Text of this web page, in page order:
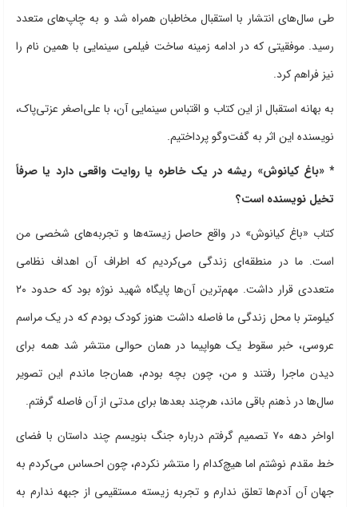
طی سال‌های انتشار با استقبال مخاطبان همراه شد و به چاپ‌های متعدد
رسید. موفقیتی که در ادامه زمینه ساخت فیلمی سینمایی با همین نام را
نیز فراهم کرد.
به بهانه استقبال از این کتاب و اقتباس سینمایی آن، با علی‌اصغر عزتی‌پاک،
نویسنده این اثر به گفت‌وگو پرداختیم.
* «باغ کیانوش» ریشه در یک خاطره یا روایت واقعی دارد یا صرفاً
تخیل نویسنده است؟
کتاب «باغ کیانوش» در واقع حاصل زیسته‌ها و تجربه‌های شخصی من
است. ما در منطقه‌ای زندگی می‌کردیم که اطراف آن اهداف نظامی
متعددی قرار داشت. مهم‌ترین آن‌ها پایگاه شهید نوژه بود که حدود ۲۰
کیلومتر با محل زندگی ما فاصله داشت هنوز کودک بودم که در یک مراسم‌
عروسی، خبر سقوط یک هواپیما در همان حوالی منتشر شد همه برای
دیدن ماجرا رفتند و من، چون بچه بودم، همان‌جا ماندم این تصویر
سال‌ها در ذهنم باقی ماند، هرچند بعدها برای مدتی از آن فاصله گرفتم.
اواخر دهه ۷۰ تصمیم گرفتم درباره جنگ بنویسم چند داستان با فضای
خط مقدم نوشتم اما هیچ‌کدام را منتشر نکردم، چون احساس می‌کردم به
جهان آن آدم‌ها تعلق ندارم و تجربه زیسته مستقیمی از جبهه ندارم به